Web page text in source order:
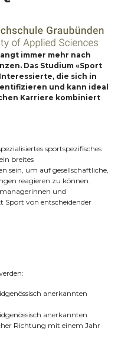
immer mehr nach
Das Studium «Sport
die sich in
und kann ideal
Karriere kombiniert
sportspezifisches
breites
sein, um auf gesellschaftliche,
reagieren zu können.
und
von entscheidender
anerkannten
anerkannten
Richtung mit einem Jahr